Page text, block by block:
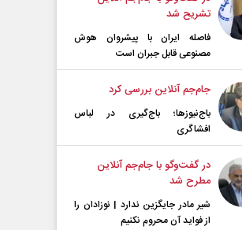
تشریح شد
فاصله ایران با پیشرو‌ان هوش
مصنوعی قابل جبران است
جام‌جم آنلاین بررسی کرد
باج‌نیوزها؛ باج‌گیری در لباس
افشاگری
در گفت‌و‌گو با جام‌جم آنلاین
مطرح شد
شیر مادر جایگزین ندارد | نوزادان را
از فواید آن محروم نکنیم